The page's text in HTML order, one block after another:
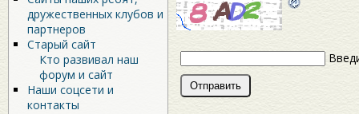
дружественных клубов и
партнеров
Старый сайт
Кто развивал наш
форум и сайт
Наши соцсети и
контакты